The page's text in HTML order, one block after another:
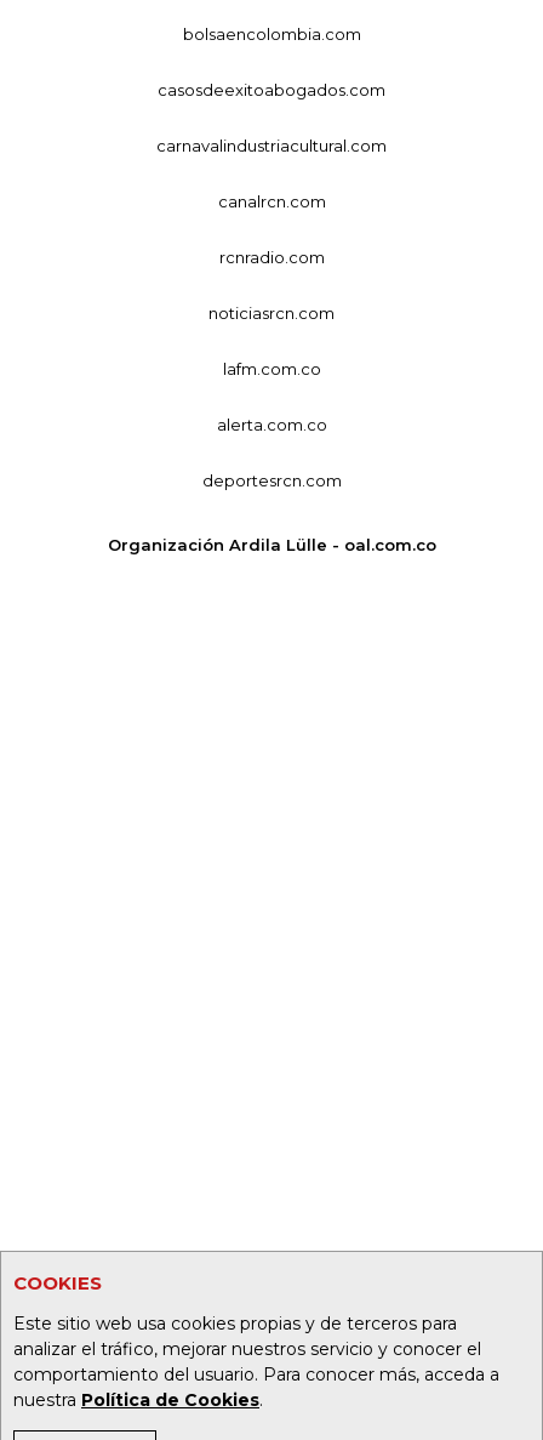
COOKIES
Este sitio web usa cookies propias y de terceros para
analizar el tráfico, mejorar nuestros servicio y conocer el
comportamiento del usuario. Para conocer más, acceda a
nuestra Política de Cookies.
bolsaencolombia.com
casosdeexitoabogados.com
carnavalindustriacultural.com
canalrcn.com
rcnradio.com
noticiasrcn.com
lafm.com.co
alerta.com.co
deportesrcn.com
Organización Ardila Lülle - oal.com.co